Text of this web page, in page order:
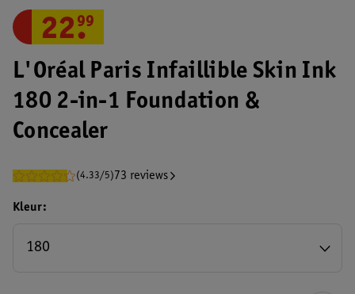
L'Oréal Paris Infaillible Skin Ink
180 2-in-1 Foundation &
Concealer
(4.33/5) 73 reviews
22.
99
Kleur
180